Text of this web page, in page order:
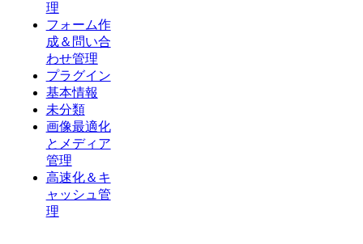
理
フォーム作
成＆問い合
わせ管理
プラグイン
基本情報
未分類
画像最適化
とメディア
管理
高速化＆キ
ャッシュ管
理